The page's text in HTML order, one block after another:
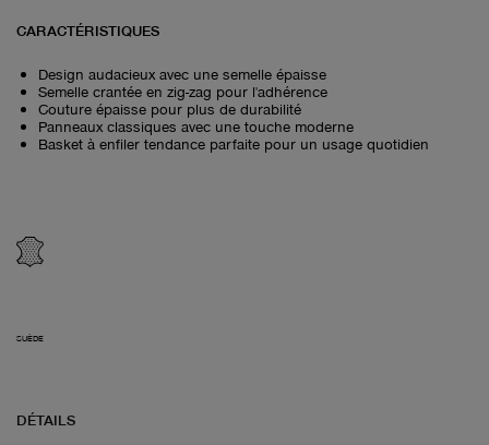
CARACTÉRISTIQUES
Design audacieux avec une semelle épaisse
Semelle crantée en zig-zag pour l'adhérence
Couture épaisse pour plus de durabilité
Panneaux classiques avec une touche moderne
Basket à enfiler tendance parfaite pour un usage quotidien
SUÈDE
DÉTAILS